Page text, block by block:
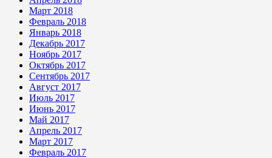
Март 2018
Февраль 2018
Январь 2018
Декабрь 2017
Ноябрь 2017
Октябрь 2017
Сентябрь 2017
Август 2017
Июль 2017
Июнь 2017
Май 2017
Апрель 2017
Март 2017
Февраль 2017